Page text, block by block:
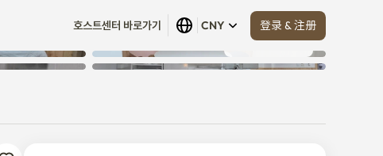
호스트센터 바로가기 CNY 登录 & 注册
查看全部 (12)